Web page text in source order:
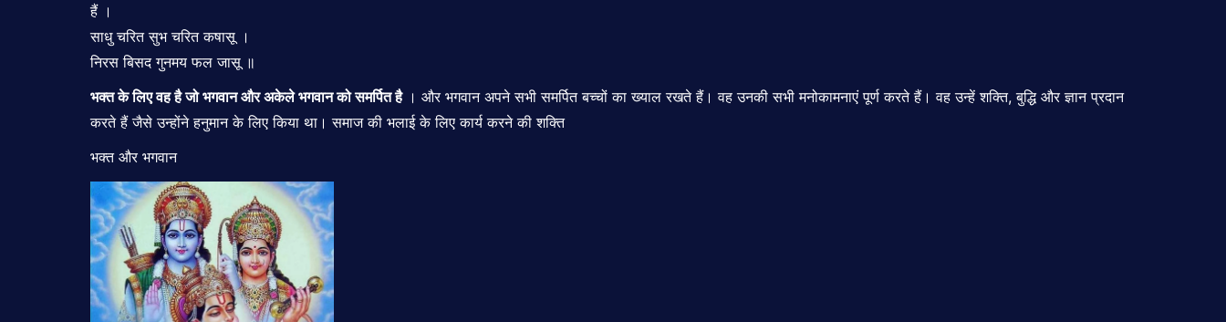
हैं ।
साधु चरित सुभ चरित कषासू ।
निरस बिसद गुनमय फल जासू ॥
भक्त के लिए वह है जो भगवान और अकेले भगवान को समर्पित है। और भगवान अपने सभी समर्पित बच्चों का ख्याल रखते हैं। वह उनकी सभी मनोकामनाएं पूर्ण करते हैं। वह उन्हें शक्ति, बुद्धि और ज्ञान प्रदान
करते हैं जैसे उन्होंने हनुमान के लिए किया था। समाज की भलाई के लिए कार्य करने की शक्ति
भक्त और भगवान